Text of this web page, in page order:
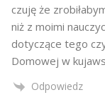
czuję że
niż z moimi
dotyczące tego
Domowej w
Odpowiedz